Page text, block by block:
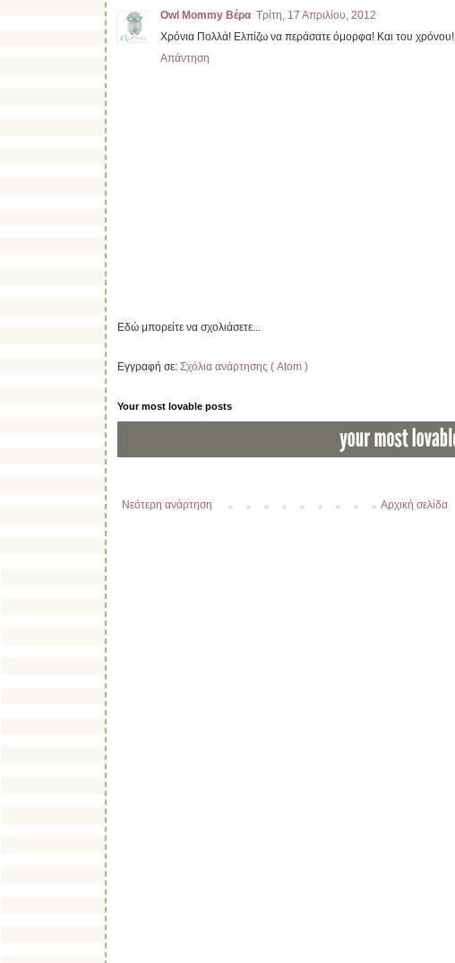
Owl Mommy Βέρα Τρίτη, 17 Απριλίου, 2012
Χρόνια Πολλά! Ελπίζω να περάσατε όμορφα! Και του χρόνου!
Απάντηση
Εδώ μπορείτε να σχολιάσετε...
Εγγραφή σε: Σχόλια ανάρτησης ( Atom )
Your most lovable posts
Νεότερη ανάρτηση Αρχική σελίδα